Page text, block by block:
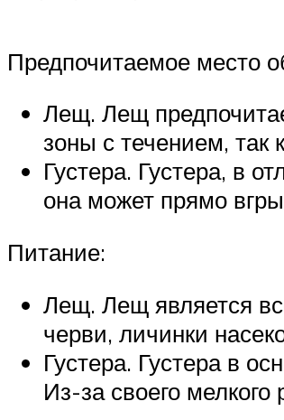
Предпочитаемое место
Лещ. Лещ
зоны с течением, так
Густера. Густера, в
она может прямо
Питание:
Лещ. Лещ является
черви, личинки
Густера. Густера в
Из-за своего